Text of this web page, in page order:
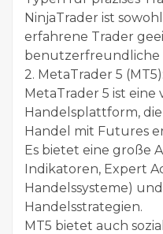
NinjaTrader ist
erfahrene Trader
benutzerfreundliche
2. MetaTrader 5 (MT5):
MetaTrader 5 ist eine
Handelsplattform,
Handel mit Futures
Es bietet eine große
Indikatoren, Expert
Handelssysteme)
Handelsstrategien.
MT5 bietet auch